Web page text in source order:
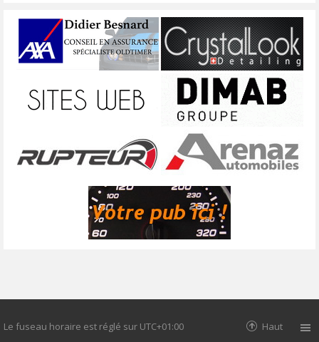
Le fuseau horaire est réglé sur UTC+01:00 Haut